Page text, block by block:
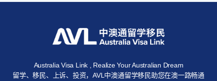
Australia Visa Link , Realize Your Australian Dream
留学、移民、上诉、投资，AVL中澳通留学移民助您在澳一路畅通